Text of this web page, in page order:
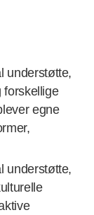
understøtte,
egne
understøtte,